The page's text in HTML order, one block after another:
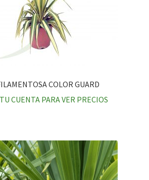
COLOR GUARD
CUENTA PARA VER PRECIOS